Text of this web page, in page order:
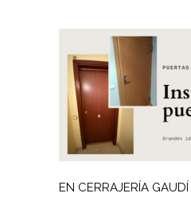
EN CERRAJERÍA